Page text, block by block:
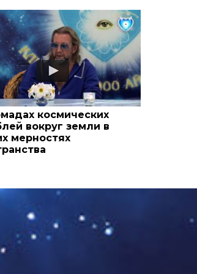
космических
вокруг земли в
мерностях